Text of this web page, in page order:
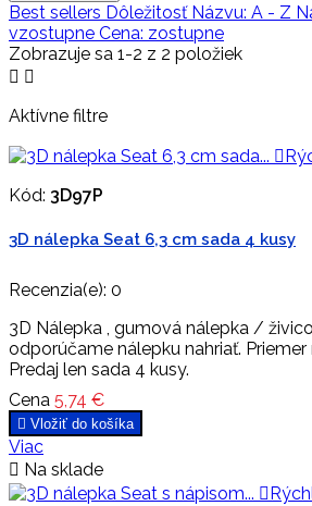
Best sellers Dôležitosť Názvu: A - Z
vzostupne Cena: zostupne
Zobrazuje sa 1-2 z 2 položiek
 
Aktívne filtre

Kód: 3D97P
3D nálepka Seat 6,3 cm sada 4 kusy
Recenzia(e): 0
3D Nálepka , gumová nálepka /
odporúčame nálepku nahriať. Priemer
Predaj len sada 4 kusy.
Cena 5,74 €
 Vložiť do košíka
Viac
 Na sklade
